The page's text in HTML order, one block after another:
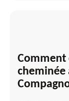
Comment
cheminée